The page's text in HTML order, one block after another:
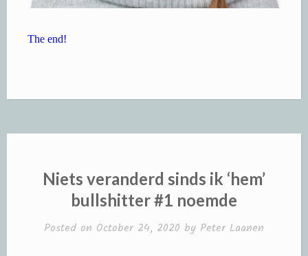
The end!
Niets veranderd sinds ik ‘hem’
bullshitter #1 noemde
Posted on October 24, 2020 by Peter Laanen